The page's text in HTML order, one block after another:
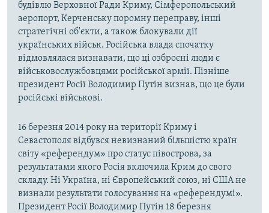
будівлю Верховної Ради Криму, Сімферопольський
аеропорт, Керченську поромну переправу, інші
стратегічні об'єкти, а також блокували дії
українських військ. Російська влада спочатку
відмовлялася визнавати, що ці озброєні люди є
військовослужбовцями російської армії. Пізніше
президент Росії Володимир Путін визнав, що це були
російські військові.
16 березня 2014 року на території Криму і
Севастополя відбувся невизнаний більшістю країн
світу «референдум» про статус півострова, за
результатами якого Росія включила Крим до свого
складу. Ні Україна, ні Європейський союз, ні США не
визнали результати голосування на «референдумі».
Президент Росії Володимир Путін 18 березня